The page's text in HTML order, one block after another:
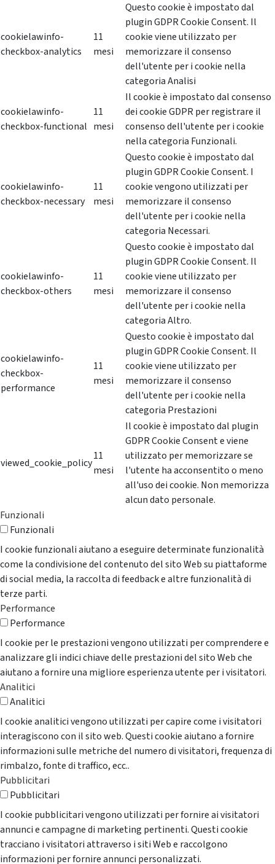
cookielawinfo-
checkbox-analytics
11
mesi
Questo cookie è impostato dal
plugin GDPR Cookie Consent. Il
cookie viene utilizzato per
memorizzare il consenso
dell'utente per i cookie nella
categoria Analisi
cookielawinfo-
checkbox-functional
11
mesi
Il cookie è impostato dal consenso
dei cookie GDPR per registrare il
consenso dell'utente per i cookie
nella categoria Funzionali.
cookielawinfo-
checkbox-necessary
11
mesi
Questo cookie è impostato dal
plugin GDPR Cookie Consent. I
cookie vengono utilizzati per
memorizzare il consenso
dell'utente per i cookie nella
categoria Necessari.
cookielawinfo-
checkbox-others
11
mesi
Questo cookie è impostato dal
plugin GDPR Cookie Consent. Il
cookie viene utilizzato per
memorizzare il consenso
dell'utente per i cookie nella
categoria Altro.
cookielawinfo-
checkbox-
performance
11
mesi
Questo cookie è impostato dal
plugin GDPR Cookie Consent. Il
cookie viene utilizzato per
memorizzare il consenso
dell'utente per i cookie nella
categoria Prestazioni
viewed_cookie_policy
11
mesi
Il cookie è impostato dal plugin
GDPR Cookie Consent e viene
utilizzato per memorizzare se
l'utente ha acconsentito o meno
all'uso dei cookie. Non memorizza
alcun dato personale.
Funzionali
Funzionali
I cookie funzionali aiutano a eseguire determinate funzionalità
come la condivisione del contenuto del sito Web su piattaforme
di social media, la raccolta di feedback e altre funzionalità di
terze parti.
Performance
Performance
I cookie per le prestazioni vengono utilizzati per comprendere e
analizzare gli indici chiave delle prestazioni del sito Web che
aiutano a fornire una migliore esperienza utente per i visitatori.
Analitici
Analitici
I cookie analitici vengono utilizzati per capire come i visitatori
interagiscono con il sito web. Questi cookie aiutano a fornire
informazioni sulle metriche del numero di visitatori, frequenza di
rimbalzo, fonte di traffico, ecc..
Pubblicitari
Pubblicitari
I cookie pubblicitari vengono utilizzati per fornire ai visitatori
annunci e campagne di marketing pertinenti. Questi cookie
tracciano i visitatori attraverso i siti Web e raccolgono
informazioni per fornire annunci personalizzati.